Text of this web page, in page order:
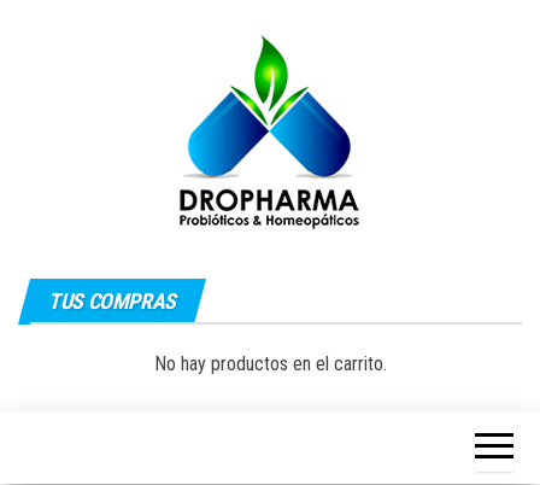
y Natural
Natural|
Guayaquil –
TUS COMPRAS
No hay productos en el carrito.